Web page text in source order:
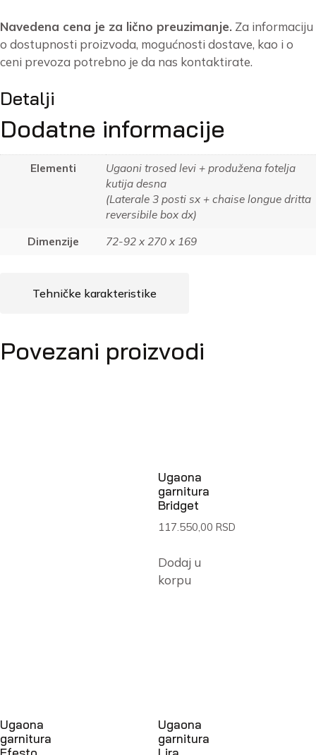
Navedena cena je za lično preuzimanje. Za informaciju
o dostupnosti proizvoda, mogućnosti dostave, kao i o
ceni prevoza potrebno je da nas kontaktirate.
Detalji
Dodatne informacije
Elementi
Ugaoni trosed levi + produžena fotelja
kutija desna
(Laterale 3 posti sx + chaise longue dritta
reversibile box dx)
Dimenzije
72-92 x 270 x 169
Tehničke karakteristike
Povezani proizvodi
Ugaona
garnitura
Bridget
117.550,00 RSD
Dodaj u
korpu
Ugaona
garnitura
Ugaona
garnitura